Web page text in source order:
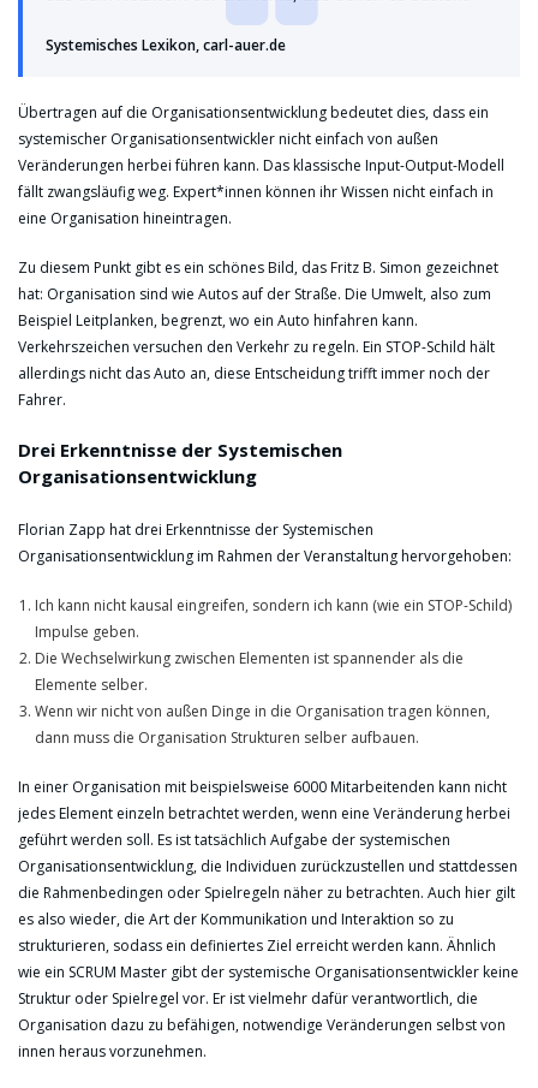
Systemisches Lexikon, carl-auer.de
Übertragen auf die Organisationsentwicklung bedeutet dies, dass ein
systemischer Organisationsentwickler nicht einfach von außen
Veränderungen herbei führen kann. Das klassische Input-Output-Modell
fällt zwangsläufig weg. Expert*innen können ihr Wissen nicht einfach in
eine Organisation hineintragen.
Zu diesem Punkt gibt es ein schönes Bild, das Fritz B. Simon gezeichnet
hat: Organisation sind wie Autos auf der Straße. Die Umwelt, also zum
Beispiel Leitplanken, begrenzt, wo ein Auto hinfahren kann.
Verkehrszeichen versuchen den Verkehr zu regeln. Ein STOP-Schild hält
allerdings nicht das Auto an, diese Entscheidung trifft immer noch der
Fahrer.
Drei Erkenntnisse der Systemischen
Organisationsentwicklung
Florian Zapp hat drei Erkenntnisse der Systemischen
Organisationsentwicklung im Rahmen der Veranstaltung hervorgehoben:
Ich kann nicht kausal eingreifen, sondern ich kann (wie ein STOP-Schild)
Impulse geben.
Die Wechselwirkung zwischen Elementen ist spannender als die
Elemente selber.
Wenn wir nicht von außen Dinge in die Organisation tragen können,
dann muss die Organisation Strukturen selber aufbauen.
In einer Organisation mit beispielsweise 6000 Mitarbeitenden kann nicht
jedes Element einzeln betrachtet werden, wenn eine Veränderung herbei
geführt werden soll. Es ist tatsächlich Aufgabe der systemischen
Organisationsentwicklung, die Individuen zurückzustellen und stattdessen
die Rahmenbedingen oder Spielregeln näher zu betrachten. Auch hier gilt
es also wieder, die Art der Kommunikation und Interaktion so zu
strukturieren, sodass ein definiertes Ziel erreicht werden kann. Ähnlich
wie ein SCRUM Master gibt der systemische Organisationsentwickler keine
Struktur oder Spielregel vor. Er ist vielmehr dafür verantwortlich, die
Organisation dazu zu befähigen, notwendige Veränderungen selbst von
innen heraus vorzunehmen.